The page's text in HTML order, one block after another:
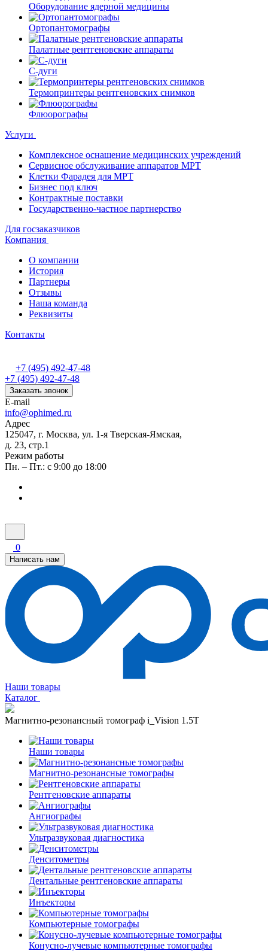
Оборудование ядерной медицины
Ортопантомографы
Палатные рентгеновские аппараты
С-дуги
Термопринтеры рентгеновских снимков
Флюорографы
Услуги
Комплексное оснащение медицинских учреждений
Сервисное обслуживание аппаратов МРТ
Клетки Фарадея для МРТ
Бизнес под ключ
Контрактные поставки
Государственно-частное партнерство
Для госзаказчиков
Компания
О компании
История
Партнеры
Отзывы
Наша команда
Реквизиты
Контакты
+7 (495) 492-47-48
+7 (495) 492-47-48
Заказать звонок
E-mail
info@ophimed.ru
Адрес
125047, г. Москва, ул. 1-я Тверская-Ямская,
д. 23, стр.1
Режим работы
Пн. – Пт.: с 9:00 до 18:00
0
Написать нам
Наши товары
Каталог
Магнитно-резонансный томограф i_Vision 1.5T
Наши товары
Магнитно-резонансные томографы
Рентгеновские аппараты
Ангиографы
Ультразвуковая диагностика
Денситометры
Дентальные рентгеновские аппараты
Инъекторы
Компьютерные томографы
Конусно-лучевые компьютерные томографы